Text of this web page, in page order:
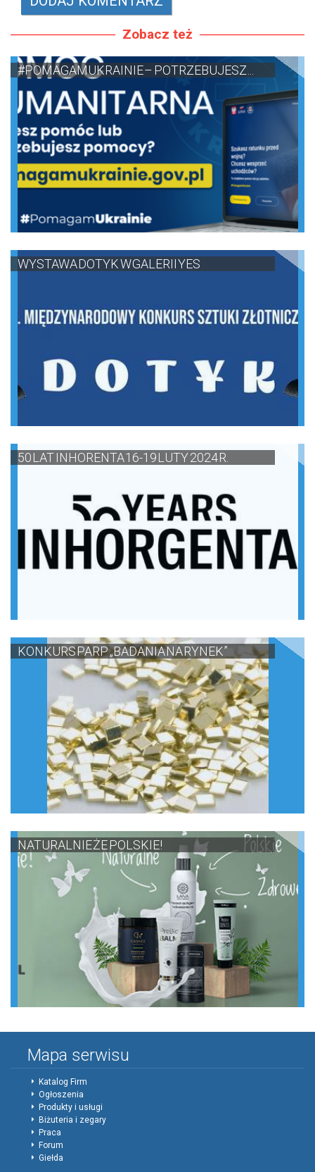
Zobacz też
#POMAGAMUKRAINIE – POTRZEBUJESZ ...
WYSTAWA DOTYK W GALERII YES
50 LAT INHORENTA 16-19 LUTY 2024 R.
KONKURS PARP „BADANIA NA RYNEK”
NATURALNIE ŻE POLSKIE!
Mapa serwisu
Katalog Firm
Ogłoszenia
Produkty i usługi
Biżuteria i zegary
Praca
Forum
Giełda